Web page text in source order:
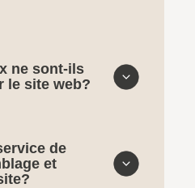
ne sont-ils
le site web?
de
et